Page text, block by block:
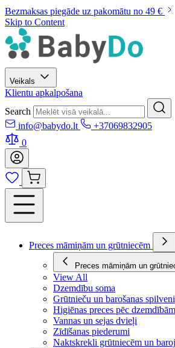
Bezmaksas piegāde uz pakomātu no 49 €
Skip to Content
Veikals
Klientu apkalpošana
Search
info@babydo.lt
+37069832905
0
Preces māmiņām un grūtniecēm
Preces māmiņām un
View All
Dzemdību soma
Grūtnieču un barošanas spilveni
Higiēnas preces pēc dzemdībām
Vannas un sejas dvieļi
Zīdīšanas piederumi
Naktskrekli grūtniecēm un